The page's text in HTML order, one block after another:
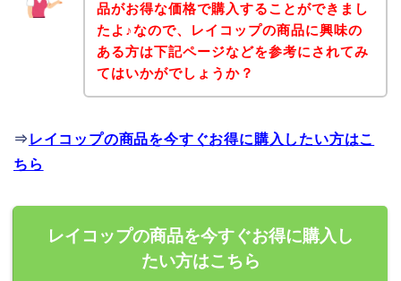
品がお得な価格で購入することができまし
たよ♪なので、レイコップの商品に興味の
ある方は下記ページなどを参考にされてみ
てはいかがでしょうか？
⇒ レイコップの商品を今すぐお得に購入したい方はこ
ちら
レイコップの商品を今すぐお得に購入し
たい方はこちら